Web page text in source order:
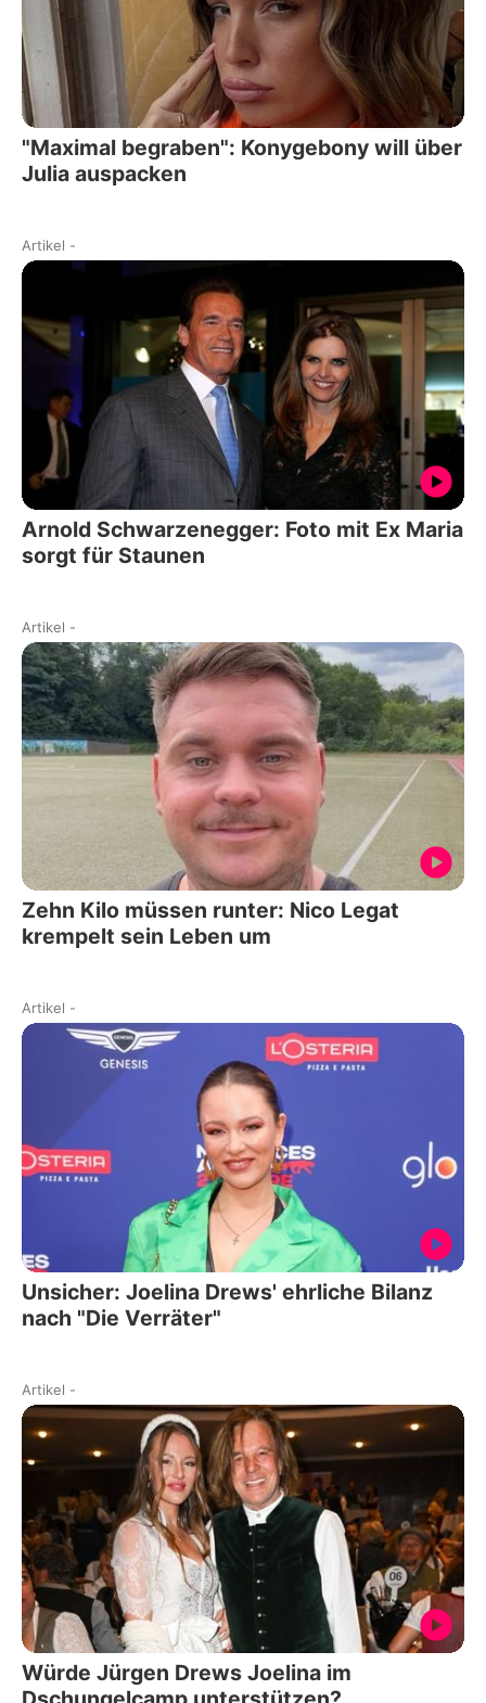
"Maximal begraben": Konygebony will über
Julia auspacken
Artikel -
Arnold Schwarzenegger: Foto mit Ex Maria
sorgt für Staunen
Artikel -
Zehn Kilo müssen runter: Nico Legat
krempelt sein Leben um
Artikel -
Unsicher: Joelina Drews' ehrliche Bilanz
nach "Die Verräter"
Artikel -
Würde Jürgen Drews Joelina im